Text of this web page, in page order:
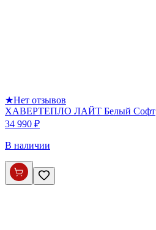
★Нет отзывов
ХАВЕРТЕПЛО ЛАЙТ Белый Софт
34 990 ₽
В наличии